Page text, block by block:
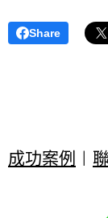
Share
成功案例 |